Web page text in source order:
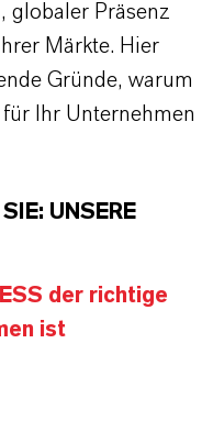
globaler Präsenz
Märkte. Hier
Gründe, warum
Ihr Unternehmen
UNSERE
der richtige
ist